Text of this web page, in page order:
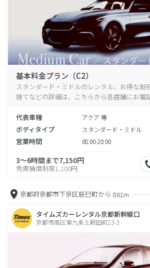
基本料金プラン（C2）
スタンダード・ミドルのレンタル、お得な割
捨てなどの詳細は、こちらから各店舗にお電
代表車種 アクア 等
ボディタイプ スタンダード・ミドル
営業時間 08:00-20:00
3～6時間まで7,150円
免責補償制度1,100円
京都府京都市下京区辰巳町から 861m
タイムズカーレンタル京都新幹線口
京都市南区東九条上殿田町23-3